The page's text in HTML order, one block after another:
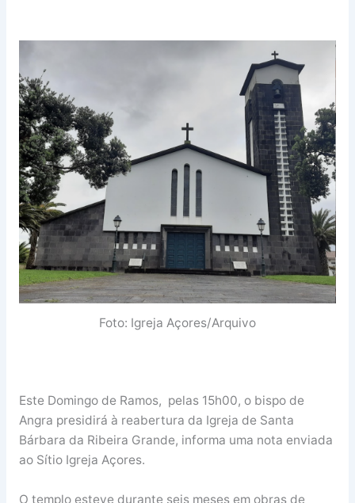
Foto: Igreja Açores/Arquivo
Este Domingo de Ramos, pelas 15h00, o bispo de
Angra presidirá à reabertura da Igreja de Santa
Bárbara da Ribeira Grande, informa uma nota enviada
ao Sítio Igreja Açores.
O templo esteve durante seis meses em obras de